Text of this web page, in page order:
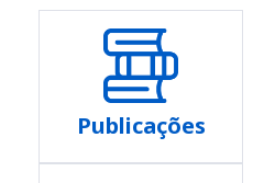
Publicações